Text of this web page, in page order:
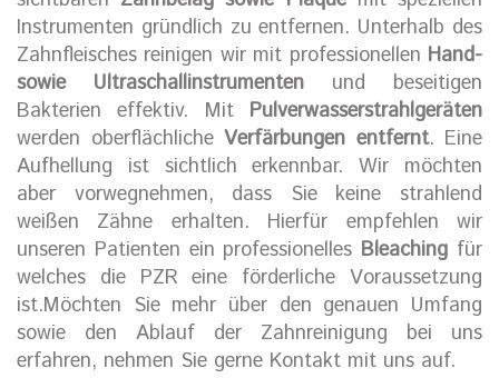
Instrumenten gründlich zu entfernen. Unterhalb des
Zahnfleisches reinigen wir mit professionellen Hand-
sowie Ultraschallinstrumenten und beseitigen
Bakterien effektiv. Mit Pulverwasserstrahlgeräten
werden oberflächliche Verfärbungen entfernt. Eine
Aufhellung ist sichtlich erkennbar. Wir möchten
aber vorwegnehmen, dass Sie keine strahlend
weißen Zähne erhalten. Hierfür empfehlen wir
unseren Patienten ein professionelles Bleaching für
welches die PZR eine förderliche Voraussetzung
ist.Möchten Sie mehr über den genauen Umfang
sowie den Ablauf der Zahnreinigung bei uns
erfahren, nehmen Sie gerne Kontakt mit uns auf.